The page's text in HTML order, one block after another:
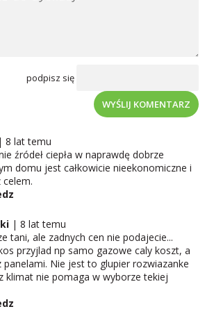
podpisz się
WYŚLIJ KOMENTARZ
8 lat temu
źródeł ciepła w naprawdę dobrze
domu jest całkowicie nieekonomiczne i
celem.
8 lat temu
tani, ale zadnych cen nie podajecie...
przyjlad np samo gazowe caly koszt, a
panelami. Nie jest to glupier rozwiazanke
klimat nie pomaga w wyborze tekiej